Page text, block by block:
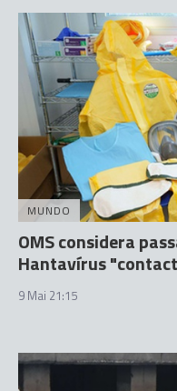
MUNDO
OMS considera
Hantavírus
9 Mai 21:15